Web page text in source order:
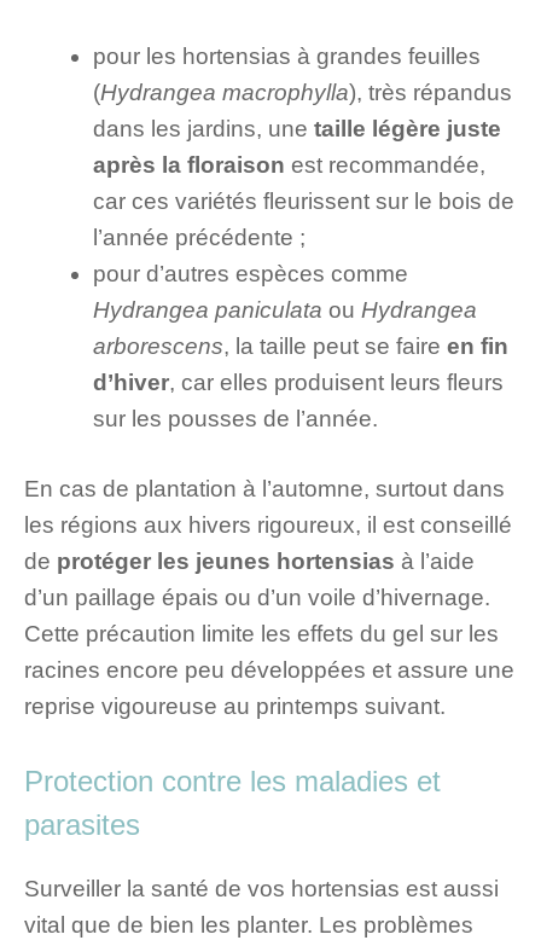
pour les hortensias à grandes feuilles
(Hydrangea macrophylla), très répandus
dans les jardins, une taille légère juste
après la floraison est recommandée,
car ces variétés fleurissent sur le bois de
l’année précédente ;
pour d’autres espèces comme
Hydrangea paniculata ou Hydrangea
arborescens, la taille peut se faire en fin
d’hiver, car elles produisent leurs fleurs
sur les pousses de l’année.
En cas de plantation à l’automne, surtout dans
les régions aux hivers rigoureux, il est conseillé
de protéger les jeunes hortensias à l’aide
d’un paillage épais ou d’un voile d’hivernage.
Cette précaution limite les effets du gel sur les
racines encore peu développées et assure une
reprise vigoureuse au printemps suivant.
Protection contre les maladies et
parasites
Surveiller la santé de vos hortensias est aussi
vital que de bien les planter. Les problèmes